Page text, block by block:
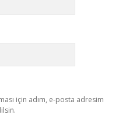
için adım, e-posta adresim